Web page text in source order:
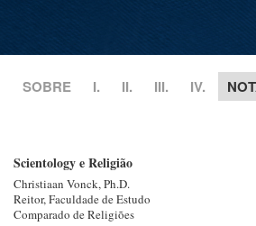
SOBRE I. II. III. IV.
Scientology e Religião
Christiaan Vonck, Ph.D.
Reitor, Faculdade de Estudo
Comparado de Religiões